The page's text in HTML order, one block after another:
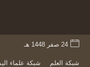
24 صفر 1448 هـ
شبكة العلم شبكة علماء